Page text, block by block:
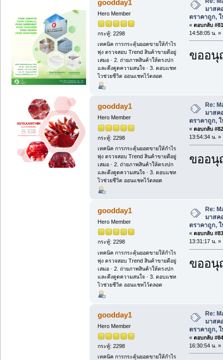
goodday1
Hero Member
กระทู้: 2298
เทคนิค การกระตุ้นยอดขายให้กำไร
พุ่ง ตรวจสอบ Trend สินค้าขายดีอยู่
เสมอ · 2. ถ่ายภาพสินค้าให้ตรงปก
และดึงดูดความสนใจ · 3. ตอบแชท
ไวช่วยชีวิต ออนแชทไว้ตลอด
มาสค
ตราคาถูก,
« ตอบกลับ
14:58:05 น. »
ขออนุ
goodday1
Hero Member
กระทู้: 2298
เทคนิค การกระตุ้นยอดขายให้กำไร
พุ่ง ตรวจสอบ Trend สินค้าขายดีอยู่
เสมอ · 2. ถ่ายภาพสินค้าให้ตรงปก
และดึงดูดความสนใจ · 3. ตอบแชท
ไวช่วยชีวิต ออนแชทไว้ตลอด
Re:
มาสค
ตราคาถูก,
« ตอบกลับ
13:54:34 น. »
ขออนุ
goodday1
Hero Member
กระทู้: 2298
เทคนิค การกระตุ้นยอดขายให้กำไร
พุ่ง ตรวจสอบ Trend สินค้าขายดีอยู่
เสมอ · 2. ถ่ายภาพสินค้าให้ตรงปก
และดึงดูดความสนใจ · 3. ตอบแชท
ไวช่วยชีวิต ออนแชทไว้ตลอด
Re:
มาสค
ตราคาถูก,
« ตอบกลับ
13:31:17 น. »
ขออนุ
goodday1
Hero Member
กระทู้: 2298
เทคนิค การกระตุ้นยอดขายให้กำไร
Re:
มาสค
ตราคาถูก,
« ตอบกลับ
16:30:54 น. »